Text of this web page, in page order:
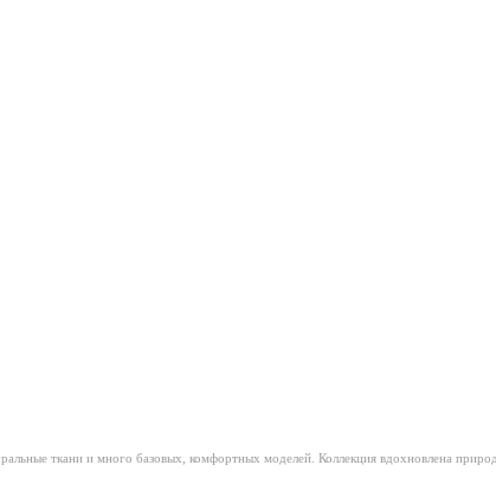
ткани и много базовых, комфортных моделей. Коллекция вдохновлена